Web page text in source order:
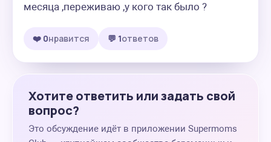
месяца ,переживаю ,у кого так было ?
❤️ 0нравится 💬 1ответов
Хотите ответить или задать свой
вопрос?
Это обсуждение идёт в приложении Supermoms